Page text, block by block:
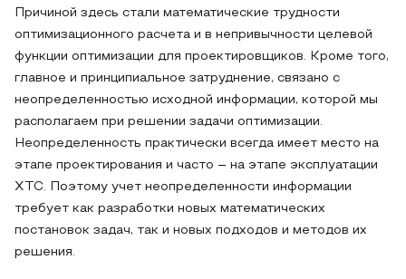
Причиной здесь стали математические трудности
оптимизационного расчета и в непривычности целевой
функции оптимизации для проектировщиков. Кроме того,
главное и принципиальное затруднение, связано с
неопределенностью исходной информации, которой мы
располагаем при решении задачи оптимизации.
Неопределенность практически всегда имеет место на
этапе проектирования и часто – на этапе эксплуатации
ХТС. Поэтому учет неопределенности информации
требует как разработки новых математических
постановок задач, так и новых подходов и методов их
решения.